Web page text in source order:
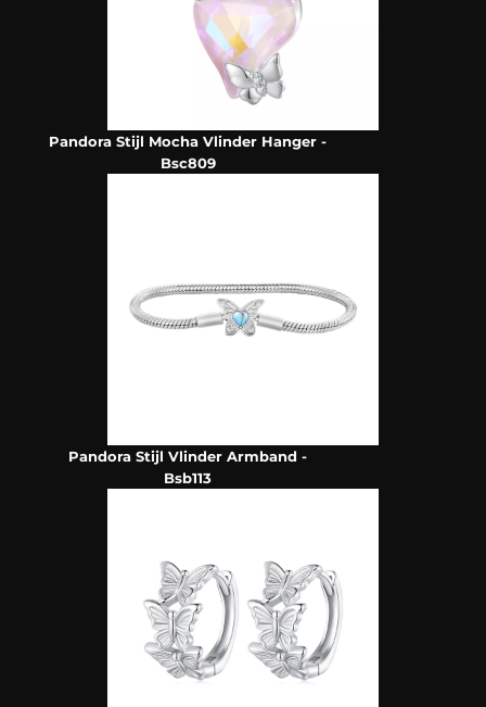
Pandora Stijl Mocha Vlinder Hanger -
Bsc809
Pandora Stijl Vlinder Armband -
Bsb113